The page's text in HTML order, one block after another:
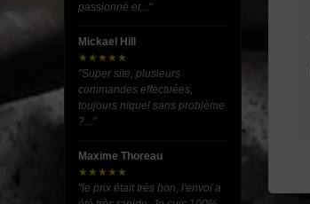
passionné et..."
Mickael Hill
★★★★★
"Super site, plusieurs
commandes effectuées,
toujours niquel sans problème
?..."
Maxime Thoreau
★★★★★
"le prix était très bon, l'envoi a